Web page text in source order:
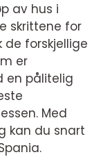
av hus i
skrittene for
de forskjellige
er
en pålitelig
Med
kan du snart